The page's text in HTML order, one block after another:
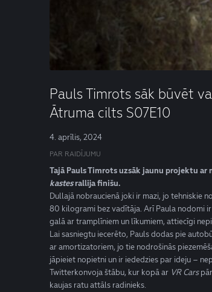
Pauls Timrots sāk būvēt
Ātruma cilts S07E10
4. aprīlis, 2024
PAR RAIDĪJUMU
Tajā Pauls Timrots uzsāk jaunu projektu ar
kastesrallija finišu.
Dullajā nobraucienā joki ir mazi, jo tehniskie
80 kilogrami bez vadītāja. Arī Paula nodomi
galā ar tramplīniem un līkumiem, attiecīgi
Lai sasniegtu iecerēto, Pauls dodas pie
ar amortizatoriem, jo tie nodrošinās
jāpieiet nopietni un ir iededzies par ideju –
Twitterkonvoja štābu, kur kopā ar VR Cars
kaujas ratu attāls radinieks.